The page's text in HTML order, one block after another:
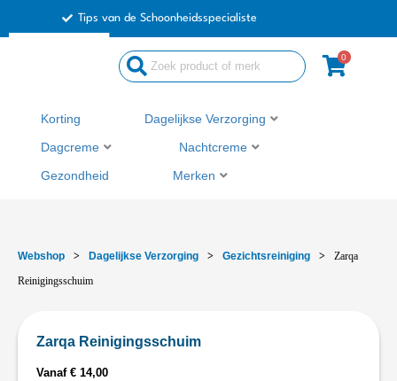
Tips van de Schoonheidsspecialiste
0
Korting Dagelijkse Verzorging
Dagcreme Nachtcreme
Gezondheid Merken
Webshop > Dagelijkse Verzorging > Gezichtsreiniging >
Zarqa
Reinigingsschuim
Zarqa Reinigingsschuim
Vanaf € 14,00